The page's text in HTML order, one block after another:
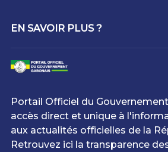
EN SAVOIR PLUS ?
Portail Officiel du
accès direct et unique à
aux actualités officielles de la
Retrouvez ici la transparence